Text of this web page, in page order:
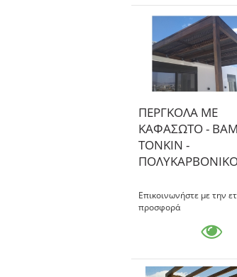
ΠΕΡΓΚΟΛΑ ΜΕ
ΚΑΦΑΣΩΤΟ -
ΤΟΝΚΙΝ -
Επικοινωνήστε με την
προσφορά